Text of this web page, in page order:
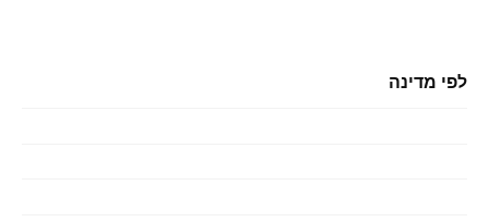
לפי מדינה